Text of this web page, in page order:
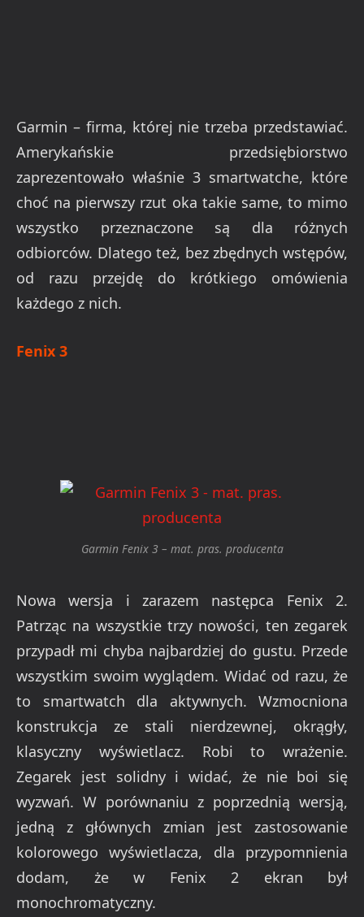
Garmin – firma, której nie trzeba przedstawiać.
Amerykańskie przedsiębiorstwo
zaprezentowało właśnie 3 smartwatche, które
choć na pierwszy rzut oka takie same, to mimo
wszystko przeznaczone są dla różnych
odbiorców. Dlatego też, bez zbędnych wstępów,
od razu przejdę do krótkiego omówienia
każdego z nich.
Fenix 3
Garmin Fenix 3 – mat. pras. producenta
Nowa wersja i zarazem następca Fenix 2.
Patrząc na wszystkie trzy nowości, ten zegarek
przypadł mi chyba najbardziej do gustu. Przede
wszystkim swoim wyglądem. Widać od razu, że
to smartwatch dla aktywnych. Wzmocniona
konstrukcja ze stali nierdzewnej, okrągły,
klasyczny wyświetlacz. Robi to wrażenie.
Zegarek jest solidny i widać, że nie boi się
wyzwań. W porównaniu z poprzednią wersją,
jedną z głównych zmian jest zastosowanie
kolorowego wyświetlacza, dla przypomnienia
dodam, że w Fenix 2 ekran był
monochromatyczny.